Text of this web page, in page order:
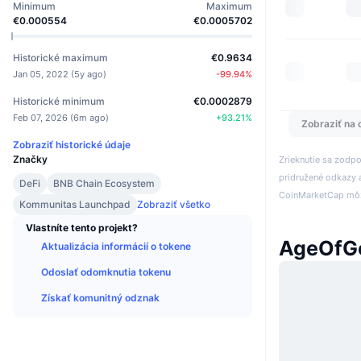
Minimum
€0.000554
Maximum
€0.0005702
Historické maximum
Jan 05, 2022 (5y ago)
€0.9634
-99.94%
Historické minimum
Feb 07, 2026 (6m ago)
€0.0002879
+93.21%
Zobraziť historické údaje
Značky
DeFi
BNB Chain Ecosystem
Kommunitas Launchpad Zobraziť všetko
Vlastníte tento projekt?
Aktualizácia informácií o tokene
Odoslať odomknutia tokenu
Získať komunitný odznak
Zobraziť na
Zrieknutie sa
pridružené odkazy
CoinMarketCap